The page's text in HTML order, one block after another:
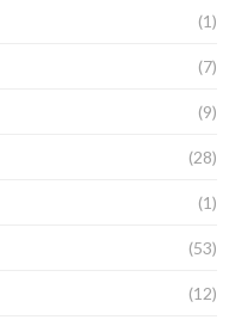
(1)
(7)
(9)
(28)
(1)
(53)
(12)